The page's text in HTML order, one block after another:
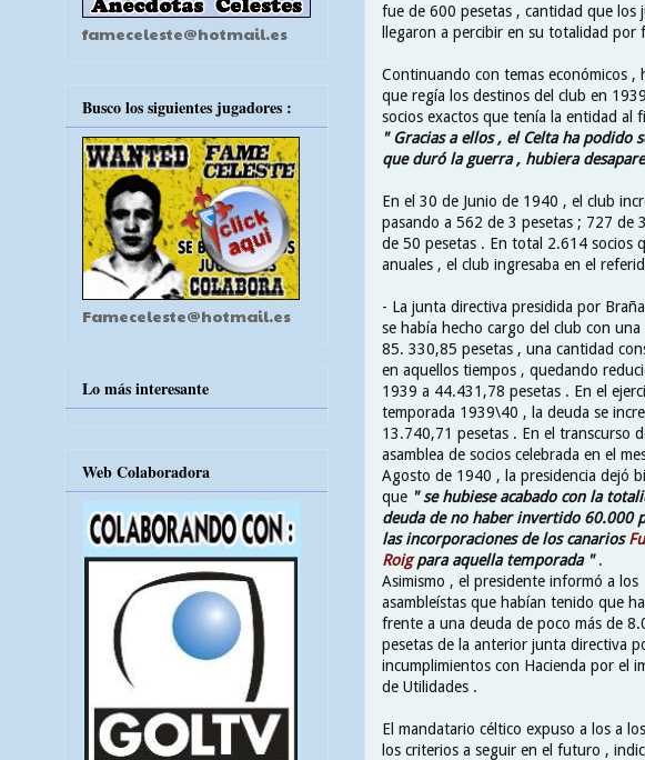
fue de 600 pesetas , cantidad que
llegaron a percibir en su totalidad por
Continuando con temas económicos ,
que regía los destinos del club en
socios exactos que tenía la entidad al
" Gracias a ellos , el Celta ha podido
que duró la guerra , hubiera
En el 30 de Junio de 1940 , el club
pasando a 562 de 3 pesetas ; 727 de
de 50 pesetas . En total 2.614 socios
anuales , el club ingresaba en el
- La junta directiva presidida por
se había hecho cargo del club con
85. 330,85 pesetas , una cantidad
en aquellos tiempos , quedando
1939 a 44.431,78 pesetas . En el
temporada 1939\40 , la deuda se
13.740,71 pesetas . En el transcurso
asamblea de socios celebrada en el
Agosto de 1940 , la presidencia dejó
que " se hubiese acabado con la
deuda de no haber invertido 60.000
las incorporaciones de los canarios
Roigpara aquella temporada ".
Asimismo , el presidente informó a los
asambleístas que habían tenido que
frente a una deuda de poco más de
pesetas de la anterior junta directiva
incumplimientos con Hacienda por el
de Utilidades .
El mandatario céltico expuso a los a
los criterios a seguir en el futuro ,
fameceleste@hotmail.es
Busco los siguientes jugadores :
Fameceleste@hotmail.es
Lo más interesante
Web Colaboradora